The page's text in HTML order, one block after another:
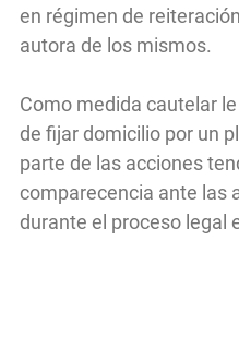
en régimen de
autora de los mismos.
Como medida cautelar
de fijar domicilio por un
parte de las acciones
comparecencia ante las
durante el proceso legal